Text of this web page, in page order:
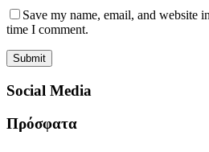
Save my name, email, and website
time I comment.
Social Media
Πρόσφατα